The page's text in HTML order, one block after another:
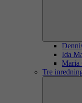
Ida
Maria
Tre